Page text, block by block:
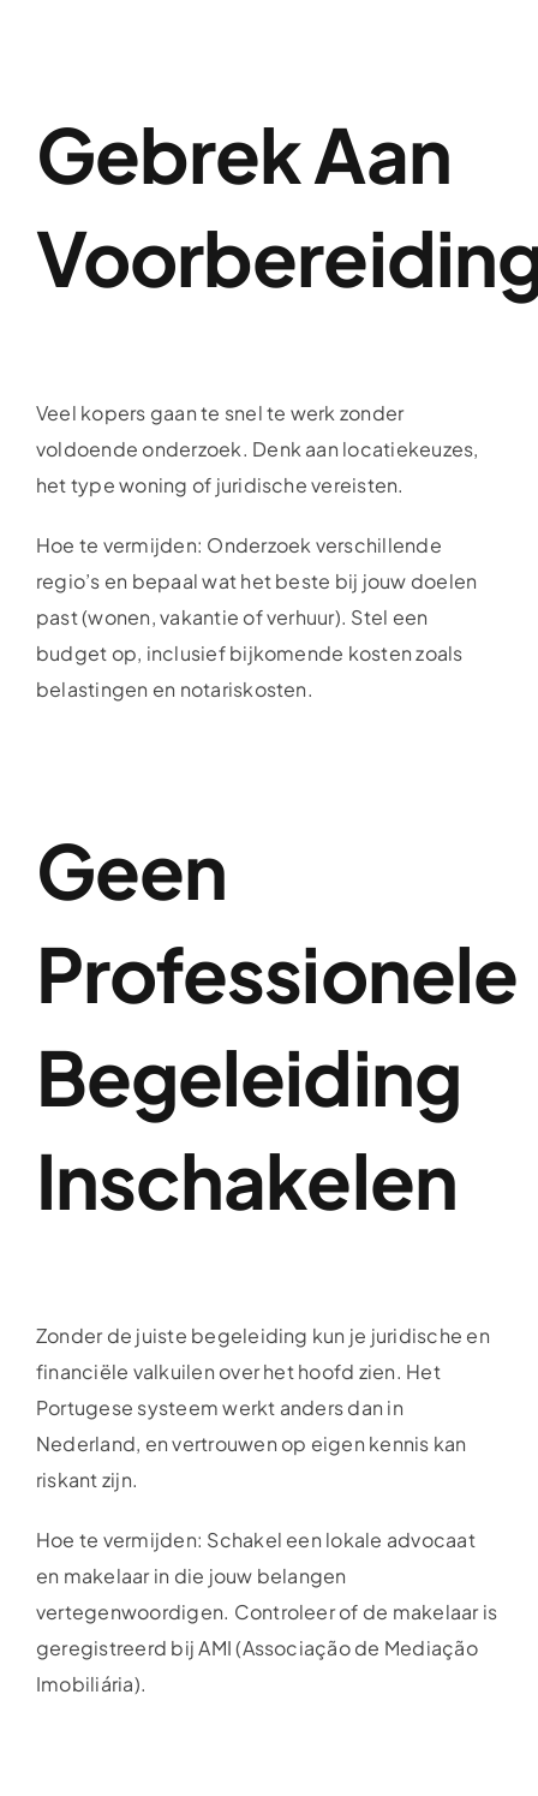
Gebrek Aan
Veel kopers gaan te snel te werk zonder
voldoende onderzoek. Denk aan locatiekeuzes,
het type woning of juridische vereisten.
Hoe te vermijden: Onderzoek verschillende
regio’s en bepaal wat het beste bij jouw doelen
past (wonen, vakantie of verhuur). Stel een
budget op, inclusief bijkomende kosten zoals
belastingen en notariskosten.
Geen
Professionele
Begeleiding
Inschakelen
Zonder de juiste begeleiding kun je juridische en
financiële valkuilen over het hoofd zien. Het
Portugese systeem werkt anders dan in
Nederland, en vertrouwen op eigen kennis kan
riskant zijn.
Hoe te vermijden: Schakel een lokale advocaat
en makelaar in die jouw belangen
vertegenwoordigen. Controleer of de makelaar is
geregistreerd bij AMI (Associação de Mediação
Imobiliária).